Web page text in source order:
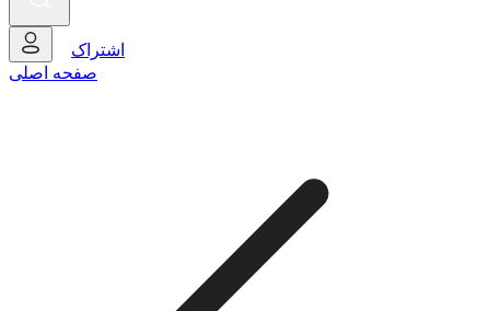
اشتراک
صفحه اصلی